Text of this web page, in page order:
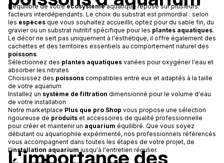
L'équilibre de votreécosystèmeaquatique repose sur plusieurs
facteurs interdépendants. Le choix du substrat est primordial : selon
les espèces que vous souhaitez accueillir, optez pour du sable fin, du
gravier ou un substrat nutritif spécifique pour les plantes aquatiques.
Le décor ne sert pas uniquement à l'esthétique, il offre également des
cachettes et des territoires essentiels au comportement naturel des
poissons.
Sélectionnez des plantes aquatiques variées pour oxygéner l'eau et
absorber les nitrates
Choisissez des poissons compatibles entre eux et adaptés à la taille
de votre aquarium
Installez un système de filtration dimensionné pour le volume d'eau
de votre installation
Notre marketplace Plus que pro Shop vous propose une sélection
rigoureuse de produits et accessoires de qualité professionnelle
pour créer et maintenir un aquarium équilibré. Que vous soyez
débutant ou aquariophile expérimenté, nos professionnels référencés
vous accompagnent dans toutes les étapes de votre projet, de
l'installation aquarium jusqu'à l'entretien régulier.
L'importance des